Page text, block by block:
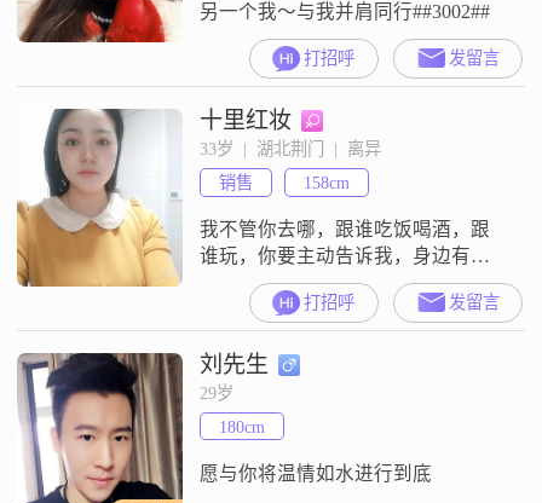
另一个我～与我并肩同行##3002##
打招呼 发留言
十里红妆
33岁  |  湖北荆门  |  离异
销售
158cm
我不管你去哪，跟谁吃饭喝酒，跟
谁玩，你要主动告诉我，身边有异
性，要时刻想起我，我们是在谈恋
爱，不是在玩过家家，我很认真，
我们以后是要结婚的.顺利的话，我
们早点结婚，不顺利，我们就晚点
结婚，毕竟我们遇到了，一旦错过
对方，就可能和别人结婚了.我的意
思是，我不想错过你
打招呼 发留言
刘先生
29岁
180cm
愿与你将温情如水进行到底